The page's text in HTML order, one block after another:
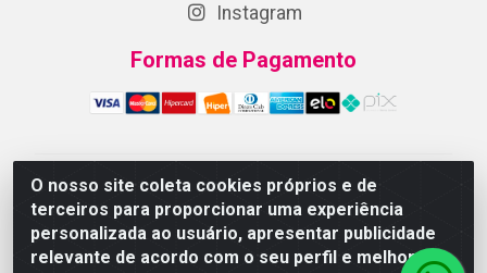
O nosso site coleta cookies próprios e de
terceiros para proporcionar uma experiência
personalizada ao usuário, apresentar publicidade
relevante de acordo com o seu perfil e melhorar a
Instagram
Formas de Pagamento
ARMAZEM DOS COSMETICOS DISTRIBUIDORA LTDA -
Av.Transnordestina, 2222 - Parque Ipê, Feira de
Santana/BA - CEP 44.054-008 - CNPJ 07.246.802/0001-
25